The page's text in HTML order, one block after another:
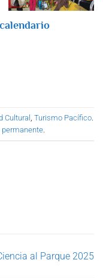
Cultural Turismo Pacífico.
permanente.
al Parque 2025